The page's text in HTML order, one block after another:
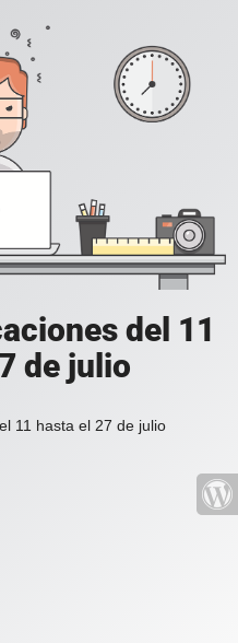
del 11
de julio
11 hasta el 27 de julio